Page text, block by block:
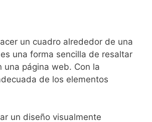
un cuadro alrededor de una
una forma sencilla de resaltar
una página web. Con⁣ la
de los elementos
un diseño visualmente